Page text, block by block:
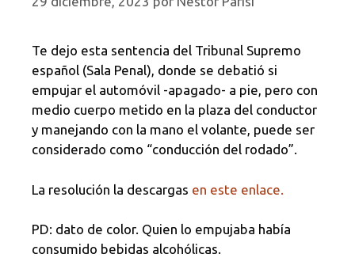
Te dejo esta sentencia del Tribunal Supremo
español (Sala Penal), donde se debatió si
empujar el automóvil -apagado- a pie, pero con
medio cuerpo metido en la plaza del conductor
y manejando con la mano el volante, puede ser
considerado como “conducción del rodado”.
La resolución la descargas en este enlace.
PD: dato de color. Quien lo empujaba había
consumido bebidas alcohólicas.